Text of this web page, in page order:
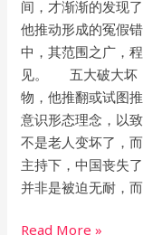
间，才渐渐的发现
他推动形成的冤假
中，其范围之广，
见。 五大破大坏
物，他推翻或试图
意识形态理念，以
不是老人变坏了，
主持下，中国丧失
并非是被迫无耐，而
Read More »